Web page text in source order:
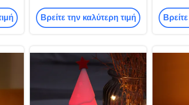
Βρείτε την καλύτερη τιμή